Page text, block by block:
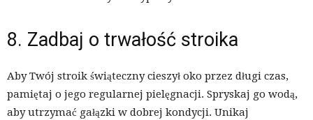
8. Zadbaj o trwałość stroika
Aby Twój stroik świąteczny cieszył oko przez długi czas,
pamiętaj o jego regularnej pielęgnacji. Spryskaj go wodą,
aby utrzymać gałązki w dobrej kondycji. Unikaj